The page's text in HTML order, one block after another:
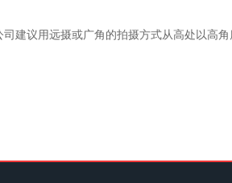
议用远摄或广角的拍摄方式从高处以高角